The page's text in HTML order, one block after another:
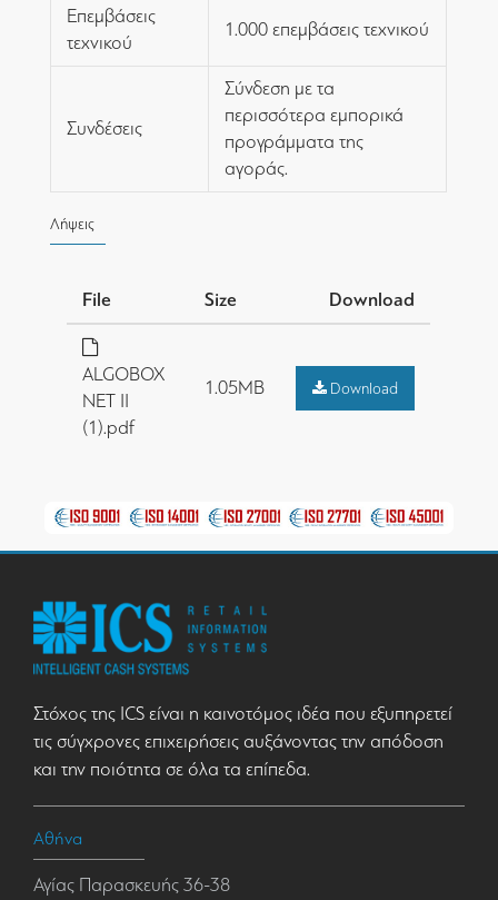
Επεμβάσεις
τεχνικού
1.000 επεμβάσεις τεχνικού
Συνδέσεις
Σύνδεση με τα
περισσότερα εμπορικά
προγράμματα της
αγοράς.
Λήψεις
File Size Download
ALGOBOX
NET II
(1).pdf
1.05MB Download
Στόχος της ICS είναι η καινοτόμος ιδέα που εξυπηρετεί
τις σύγχρονες επιχειρήσεις αυξάνοντας την απόδοση
και την ποιότητα σε όλα τα επίπεδα.
Αθήνα
Αγίας Παρασκευής 36-38